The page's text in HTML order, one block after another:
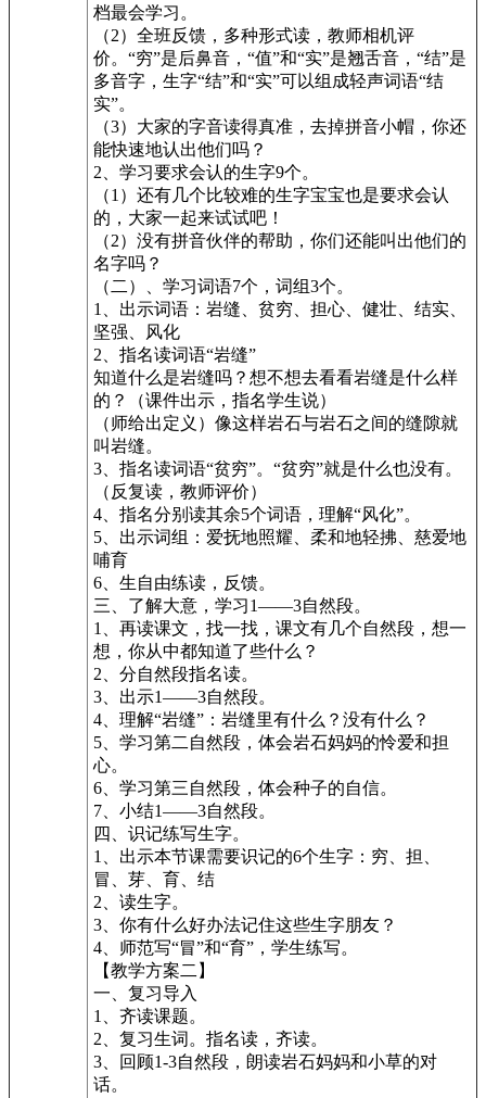
档最会学习。
（2）全班反馈，多种形式读，教师相机评
价。“穷”是后鼻音，“值”和“实”是翘舌音，“结”是
多音字，生字“结”和“实”可以组成轻声词语“结
实”。
（3）大家的字音读得真准，去掉拼音小帽，你还
能快速地认出他们吗？
2、学习要求会认的生字9个。
（1）还有几个比较难的生字宝宝也是要求会认
的，大家一起来试试吧！
（2）没有拼音伙伴的帮助，你们还能叫出他们的
名字吗？
（二）、学习词语7个，词组3个。
1、出示词语：岩缝、贫穷、担心、健壮、结实、
坚强、风化
2、指名读词语“岩缝”
知道什么是岩缝吗？想不想去看看岩缝是什么样
的？（课件出示，指名学生说）
（师给出定义）像这样岩石与岩石之间的缝隙就
叫岩缝。
3、指名读词语“贫穷”。“贫穷”就是什么也没有。
（反复读，教师评价）
4、指名分别读其余5个词语，理解“风化”。
5、出示词组：爱抚地照耀、柔和地轻拂、慈爱地
哺育
6、生自由练读，反馈。
三、了解大意，学习1——3自然段。
1、再读课文，找一找，课文有几个自然段，想一
想，你从中都知道了些什么？
2、分自然段指名读。
3、出示1——3自然段。
4、理解“岩缝”：岩缝里有什么？没有什么？
5、学习第二自然段，体会岩石妈妈的怜爱和担
心。
6、学习第三自然段，体会种子的自信。
7、小结1——3自然段。
四、识记练写生字。
1、出示本节课需要识记的6个生字：穷、担、
冒、芽、育、结
2、读生字。
3、你有什么好办法记住这些生字朋友？
4、师范写“冒”和“育”，学生练写。
【教学方案二】
一、复习导入
1、齐读课题。
2、复习生词。指名读，齐读。
3、回顾1-3自然段，朗读岩石妈妈和小草的对
话。